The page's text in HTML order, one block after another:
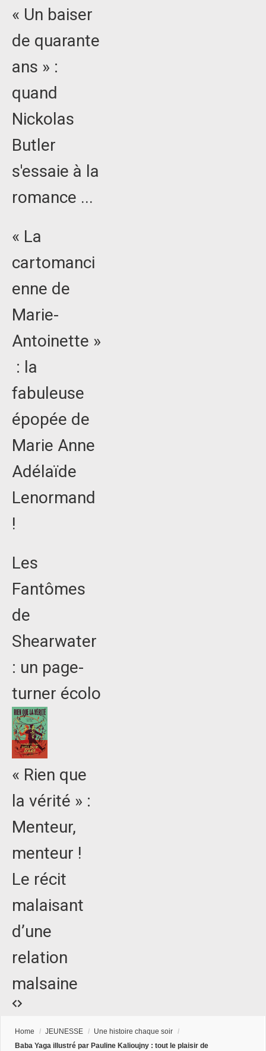
« Un baiser
de quarante
ans » :
quand
Nickolas
Butler
s'essaie à la
romance ...
« La
cartomanci
enne de
Marie-
Antoinette »
: la
fabuleuse
épopée de
Marie Anne
Adélaïde
Lenormand
!
Les
Fantômes
de
Shearwater
: un page-
turner écolo
« Rien que
la vérité » :
Menteur,
menteur !
Le récit
malaisant
d’une
relation
malsaine
Home / JEUNESSE / Une histoire chaque soir /
Baba Yaga illustré par Pauline Kalioujny : tout le plaisir de